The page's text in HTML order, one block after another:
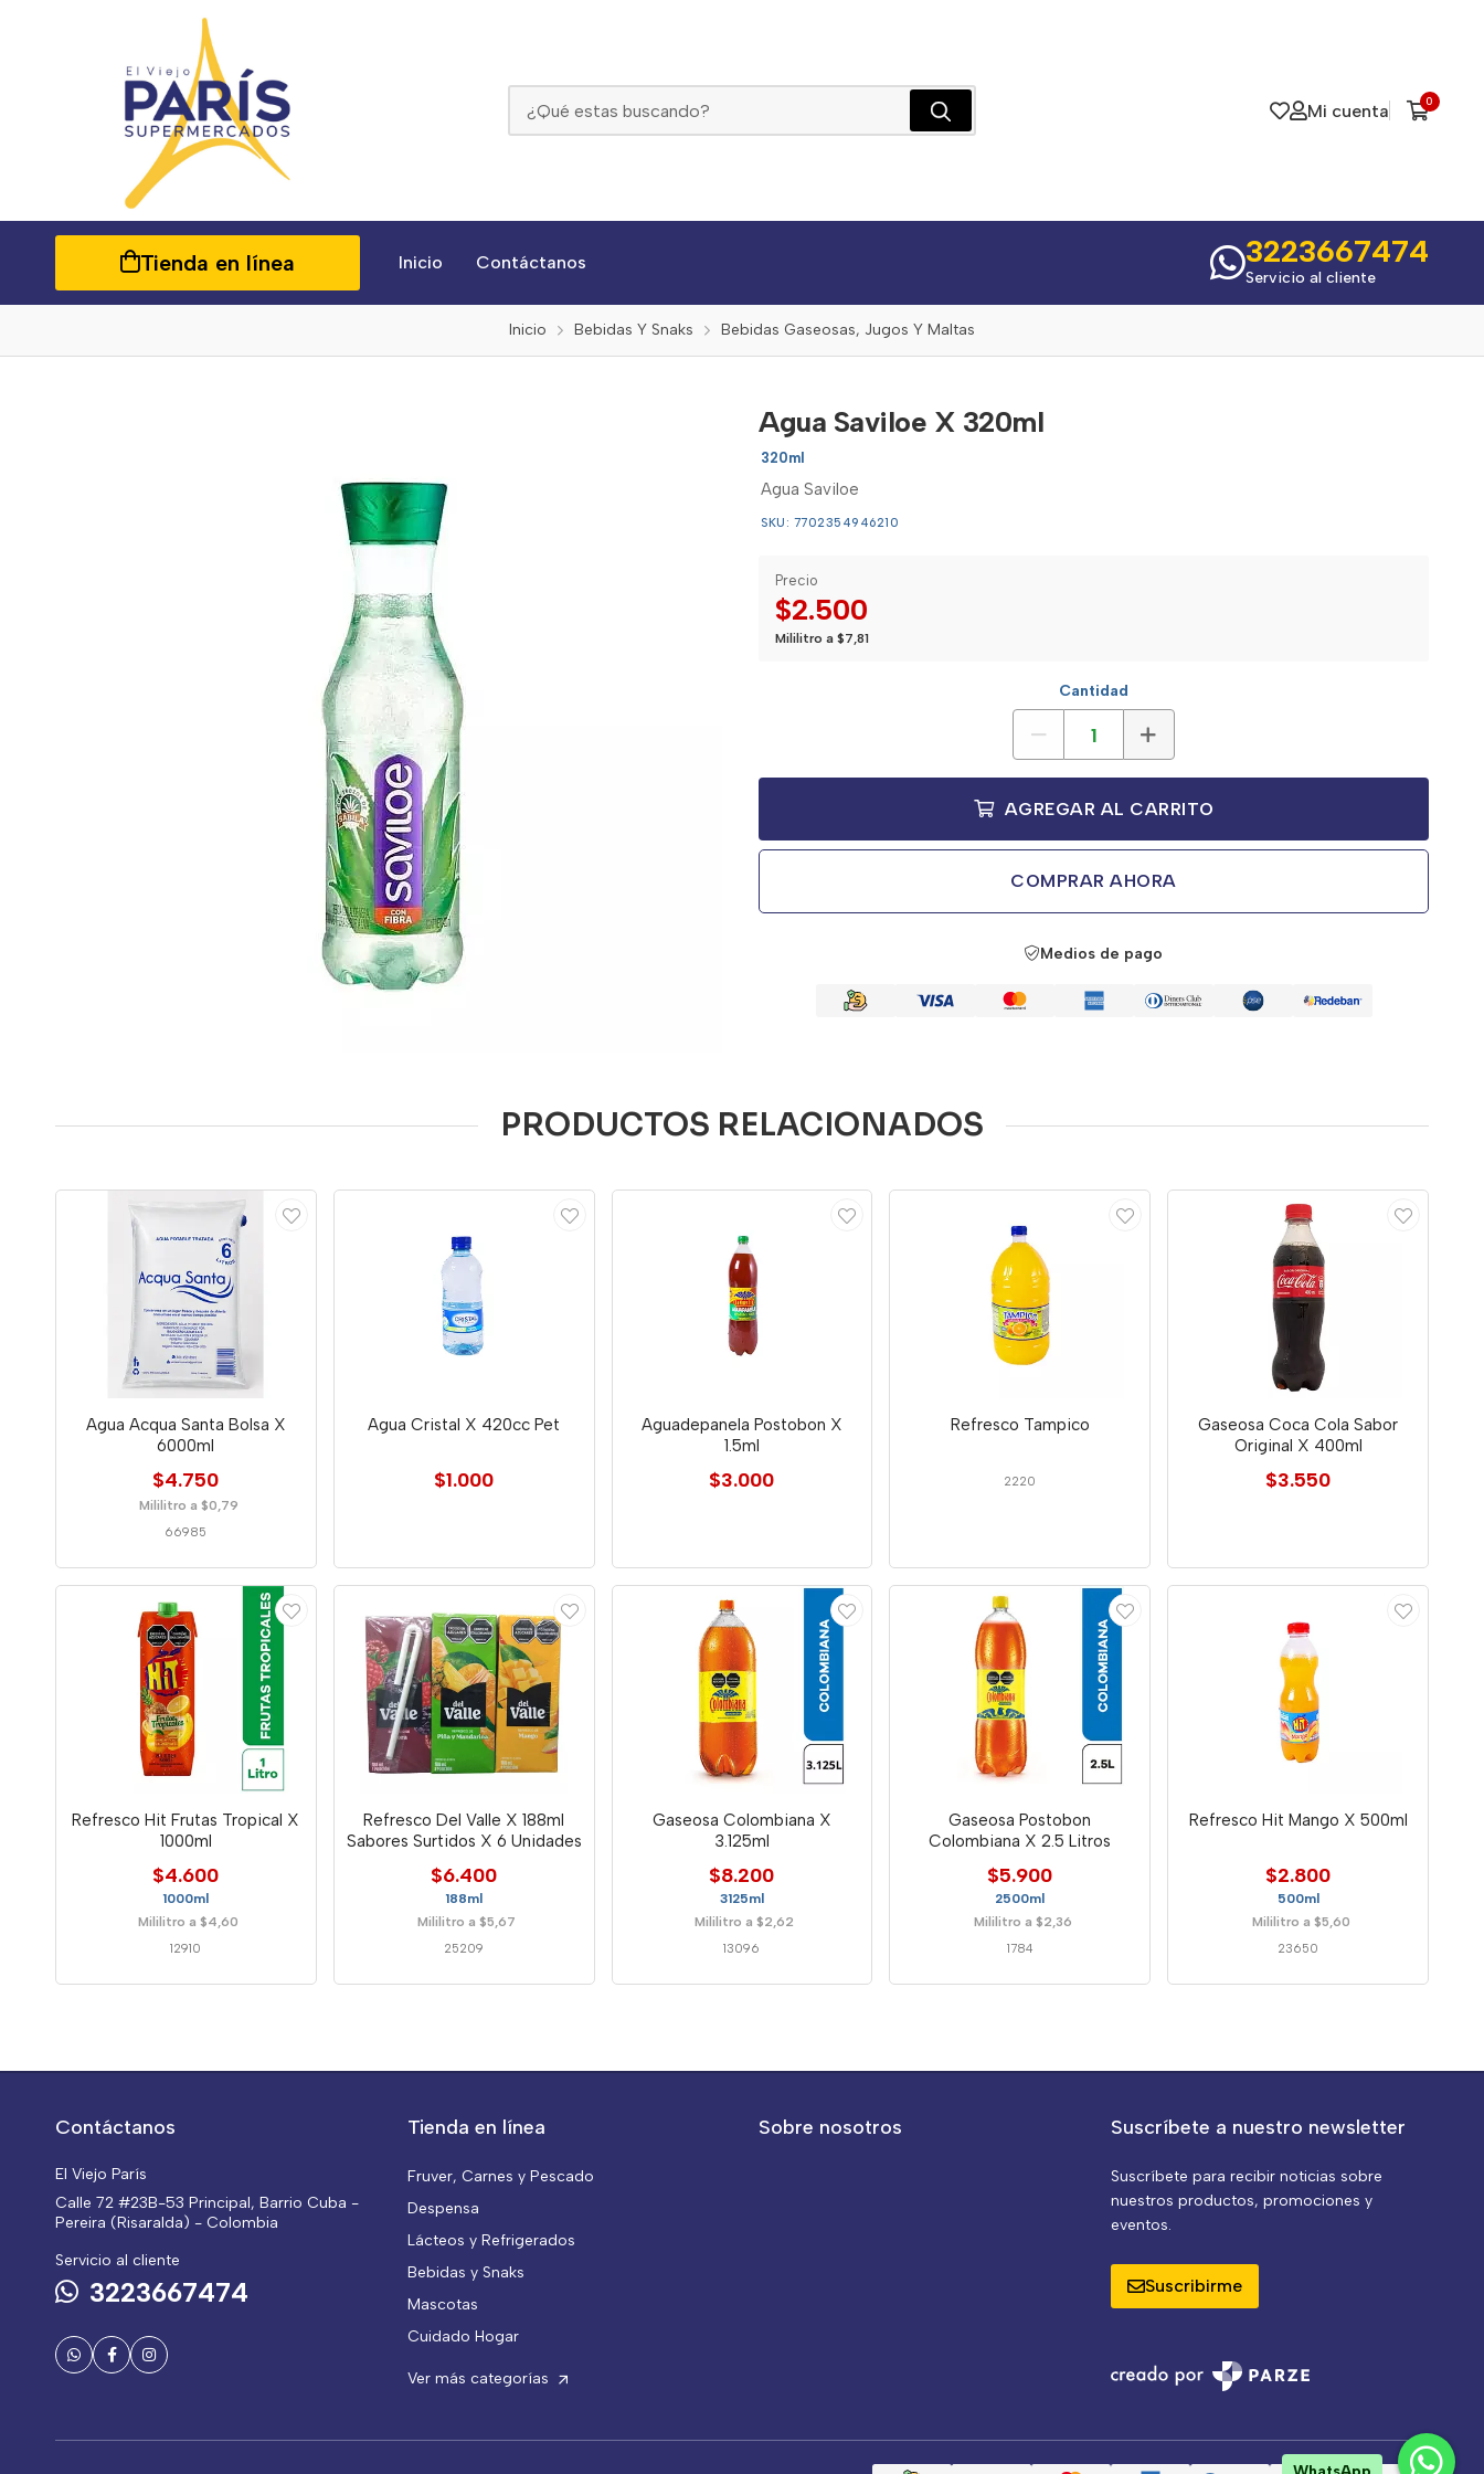
Mi cuenta 0
Tienda en línea Inicio Contáctanos 3223667474
Servicio al cliente
Inicio Bebidas Y Snaks Bebidas Gaseosas, Jugos Y Maltas
Agua Saviloe X 320ml
320ml
Agua Saviloe
SKU: 7702354946210
Precio
$2.500
Mililitro a $7,81
Cantidad
AGREGAR AL CARRITO
COMPRAR AHORA
Medios de pago
PRODUCTOS RELACIONADOS
Agua Acqua Santa Bolsa X
6000ml
$4.750
Mililitro a $0,79
66985
Agua Cristal X 420cc Pet
$1.000
Aguadepanela Postobon X
1.5ml
$3.000
Refresco Tampico
2220
Gaseosa Coca Cola Sabor
Original X 400ml
$3.550
Refresco Hit Frutas Tropical X
1000ml
$4.600
1000ml
Mililitro a $4,60
12910
Refresco Del Valle X 188ml
Sabores Surtidos X 6 Unidades
$6.400
188ml
Mililitro a $5,67
25209
Gaseosa Colombiana X
3.125ml
$8.200
3125ml
Mililitro a $2,62
13096
Gaseosa Postobon
Colombiana X 2.5 Litros
$5.900
2500ml
Mililitro a $2,36
1784
Refresco Hit Mango X 500ml
$2.800
500ml
Mililitro a $5,60
23650
Contáctanos
El Viejo París
Calle 72 #23B-53 Principal, Barrio Cuba -
Pereira (Risaralda) - Colombia
Servicio al cliente
3223667474
Tienda en línea
Fruver, Carnes y Pescado
Despensa
Lácteos y Refrigerados
Bebidas y Snaks
Mascotas
Cuidado Hogar
Ver más categorías
Sobre nosotros Suscríbete a nuestro newsletter
Suscríbete para recibir noticias sobre
nuestros productos, promociones y
eventos.
Suscribirme